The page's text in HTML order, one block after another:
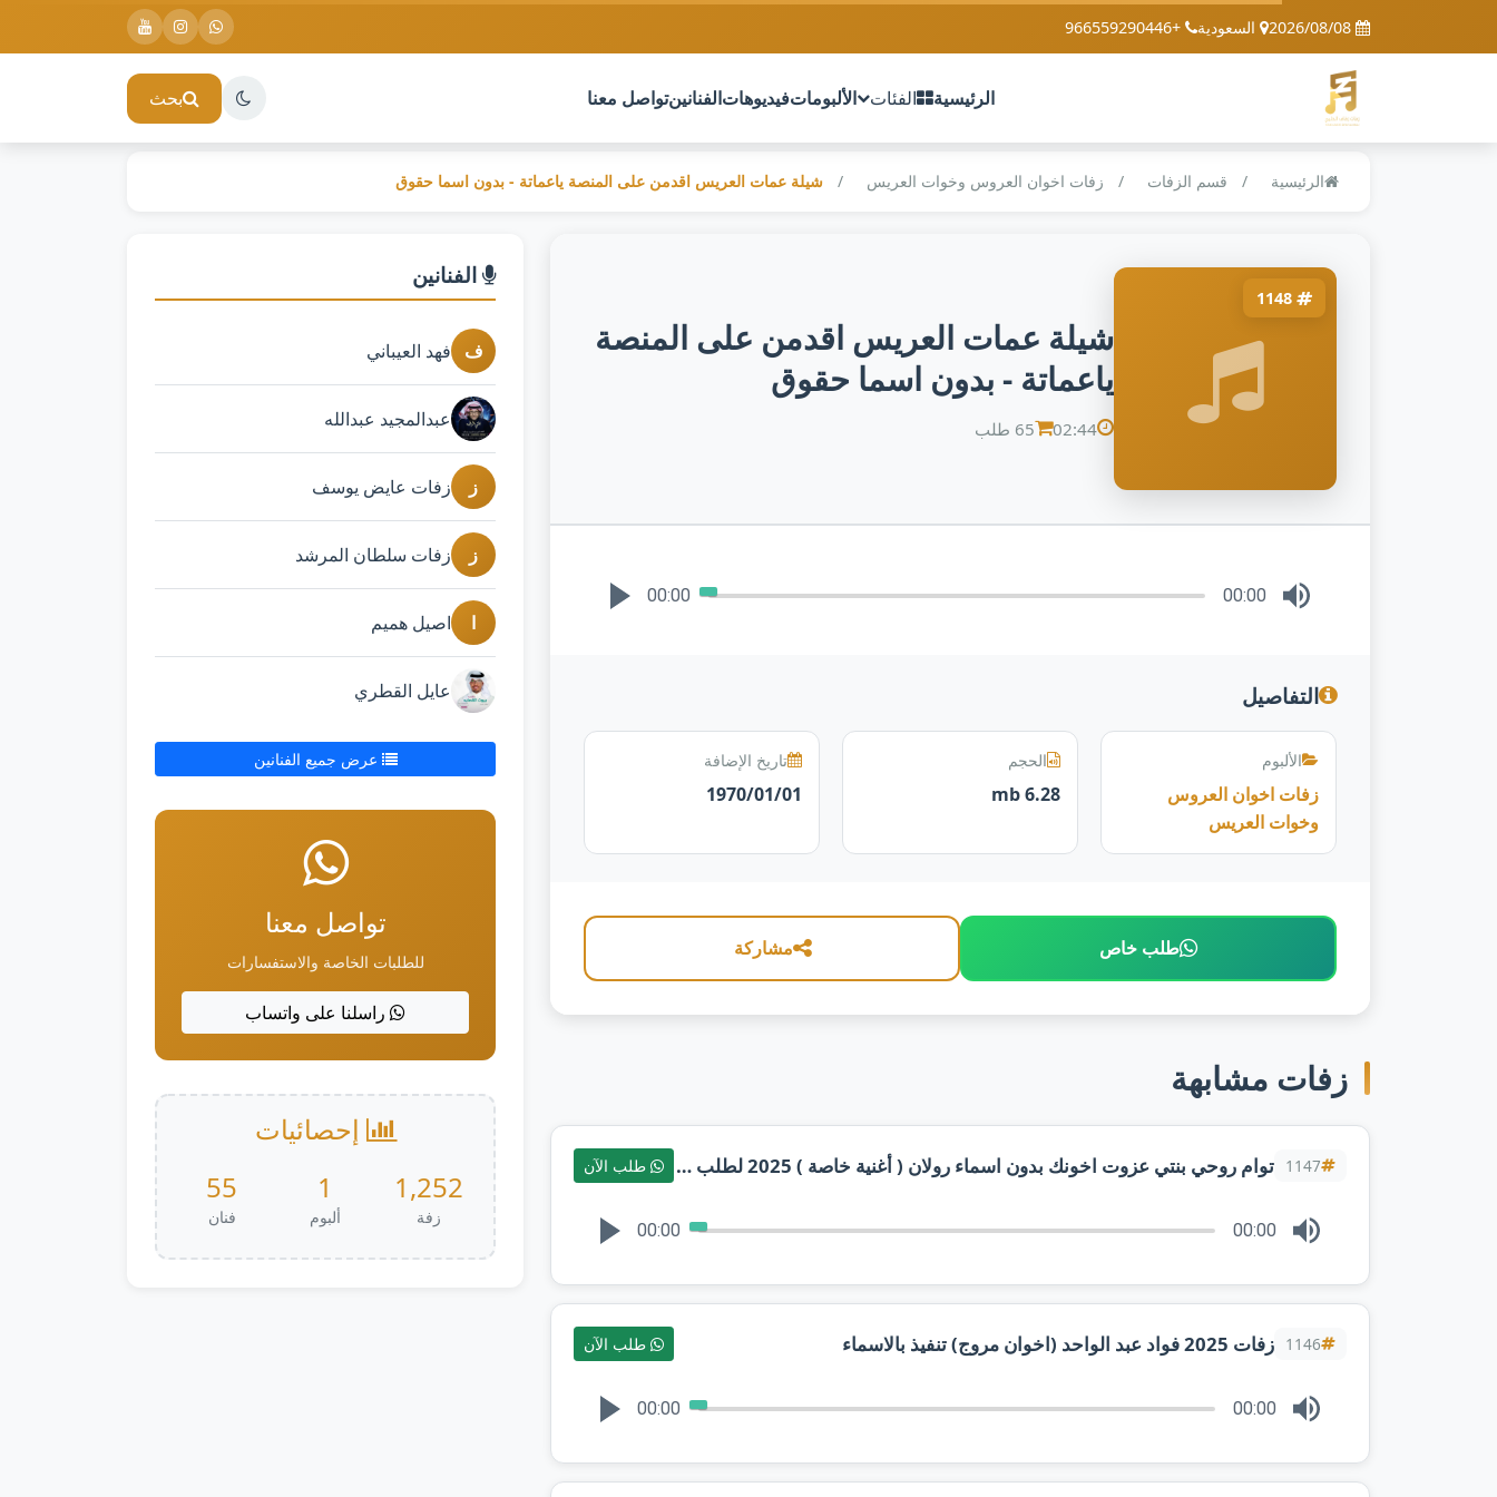
السعودية +966559290446
الرئيسية الفئات الألبوماتفيديوهاتالفنانينتواصل معنا بحث
الرئيسية قسم الزفات زفات اخوان العروس وخوات العريس شيلة عمات العريس اقدمن على المنصة ياعماتة - بدون اسما حقوق
شيلة عمات العريس اقدمن على المنصة
ياعماتة - بدون اسما حقوق
02:44 65 طلب
00:00 00:00
التفاصيل
الألبوم
زفات اخوان العروس
وخوات العريس
الحجم
6.28 mb
تاريخ الإضافة
1970/01/01
طلب خاص مشاركة
زفات مشابهة
1147 توام روحي بنتي عزوت اخونك بدون اسماء رولان ( أغنية خاصة ) 2025 لطلب بدون حقوق طلب الآن
00:00 00:00
1146 زفات 2025 فواد عبد الواحد (اخوان مروج) تنفيذ بالاسماء طلب الآن
00:00 00:00
الفنانين
ف فهد العيباني
عبدالمجيد عبدالله
ز زفات عايض يوسف
ز زفات سلطان المرشد
ا اصيل هميم
عايل القطري
عرض جميع الفنانين
تواصل معنا
للطلبات الخاصة والاستفسارات
راسلنا على واتساب
إحصائيات
1,252
زفة
1
ألبوم
55
فنان